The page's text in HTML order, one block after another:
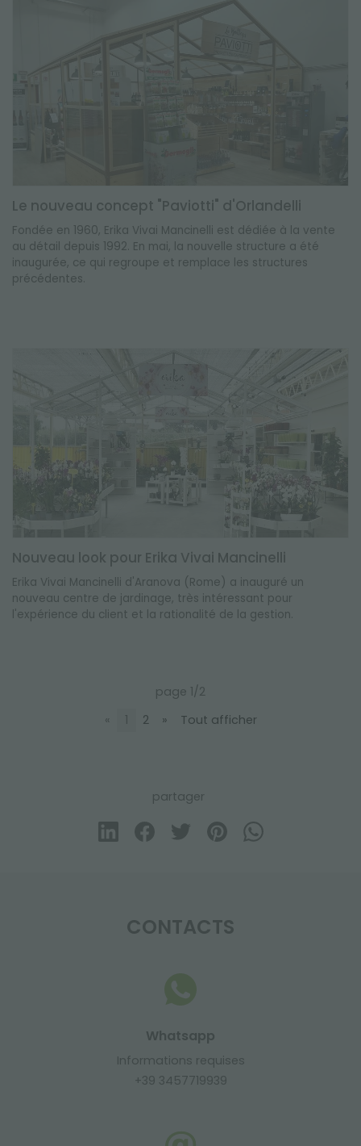
Le nouveau concept "Paviotti" d'Orlandelli
Fondée en 1960, Erika Vivai Mancinelli est dédiée à la vente
au détail depuis 1992. En mai, la nouvelle structure a été
inaugurée, ce qui regroupe et remplace les structures
précédentes.
Nouveau look pour Erika Vivai Mancinelli
Erika Vivai Mancinelli d'Aranova (Rome) a inauguré un
nouveau centre de jardinage, très intéressant pour
l'expérience du client et la rationalité de la gestion.
page 1/2
«
1 2 » Tout afficher
partager
CONTACTS
Whatsapp
Informations requises
+39 3457719939